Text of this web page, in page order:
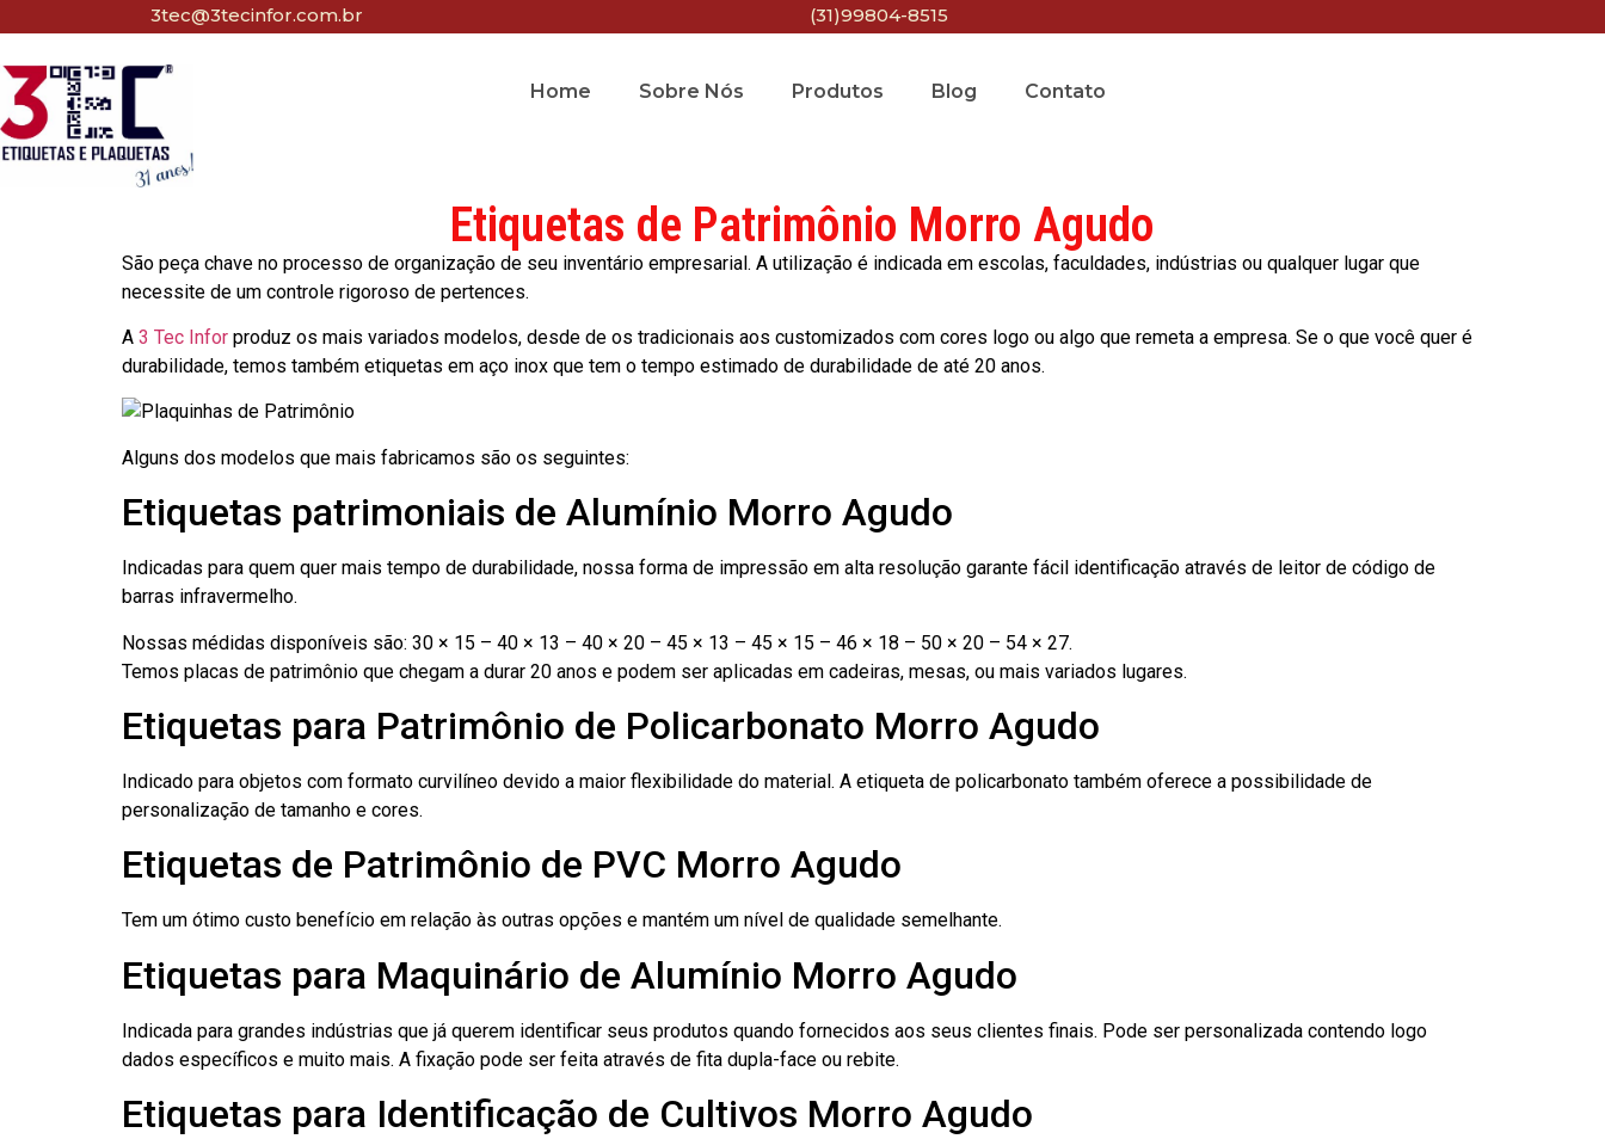
3tec@3tecinfor.com.br (31)99804-8515
Home Sobre Nós Produtos Blog Contato
Etiquetas de Patrimônio Morro Agudo
São peça chave no processo de organização de seu inventário empresarial. A utilização é indicada em escolas, faculdades, indústrias ou qualquer lugar que
necessite de um controle rigoroso de pertences.
A 3 Tec Infor produz os mais variados modelos, desde de os tradicionais aos customizados com cores logo ou algo que remeta a empresa. Se o que você quer é
durabilidade, temos também etiquetas em aço inox que tem o tempo estimado de durabilidade de até 20 anos.
Alguns dos modelos que mais fabricamos são os seguintes:
Etiquetas patrimoniais de Alumínio Morro Agudo
Indicadas para quem quer mais tempo de durabilidade, nossa forma de impressão em alta resolução garante fácil identificação através de leitor de código de
barras infravermelho.
Nossas médidas disponíveis são: 30 × 15 – 40 × 13 – 40 × 20 – 45 × 13 – 45 × 15 – 46 × 18 – 50 × 20 – 54 × 27.
Temos placas de patrimônio que chegam a durar 20 anos e podem ser aplicadas em cadeiras, mesas, ou mais variados lugares.
Etiquetas para Patrimônio de Policarbonato Morro Agudo
Indicado para objetos com formato curvilíneo devido a maior flexibilidade do material. A etiqueta de policarbonato também oferece a possibilidade de
personalização de tamanho e cores.
Etiquetas de Patrimônio de PVC Morro Agudo
Tem um ótimo custo benefício em relação às outras opções e mantém um nível de qualidade semelhante.
Etiquetas para Maquinário de Alumínio Morro Agudo
Indicada para grandes indústrias que já querem identificar seus produtos quando fornecidos aos seus clientes finais. Pode ser personalizada contendo logo
dados específicos e muito mais. A fixação pode ser feita através de fita dupla-face ou rebite.
Etiquetas para Identificação de Cultivos Morro Agudo